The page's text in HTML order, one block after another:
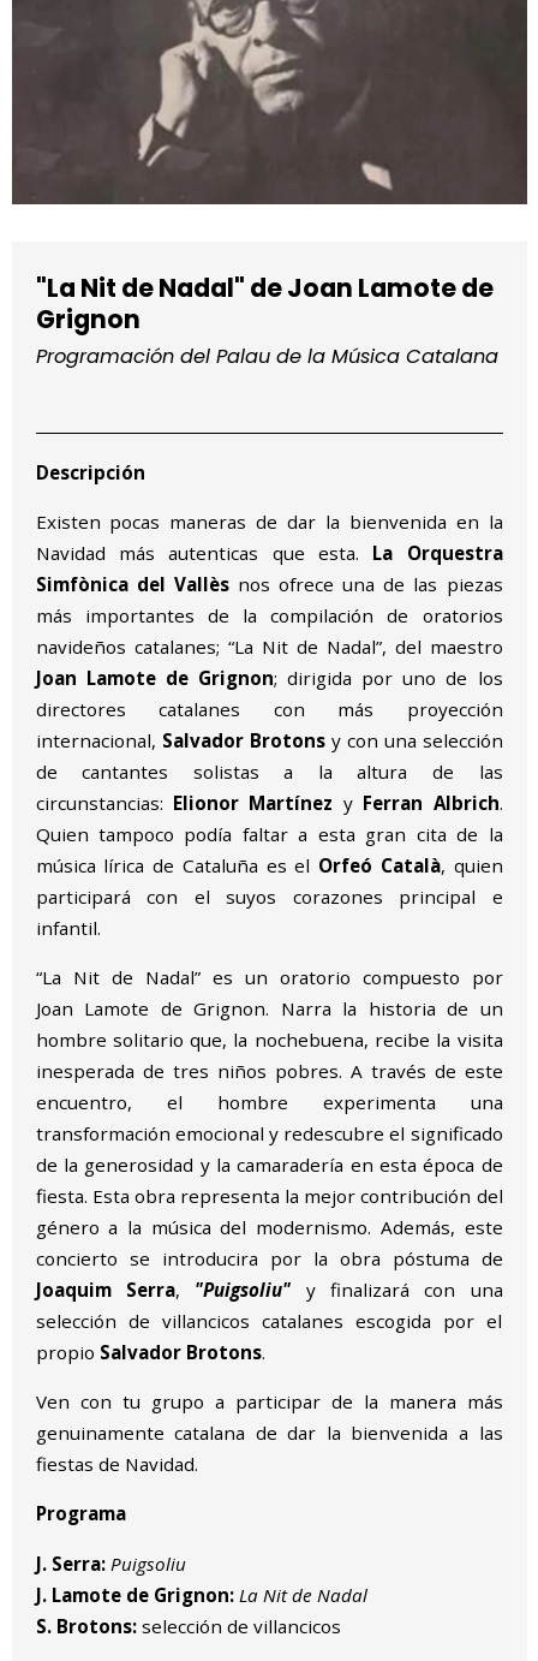
"La Nit de Nadal" de Joan Lamote de
Grignon
Programación del Palau de la Música Catalana
Descripción
Existen pocas maneras de dar la bienvenida en la
Navidad más autenticas que esta. La Orquestra
Simfònica del Vallèsnos ofrece una de las piezas
más importantes de la compilación de oratorios
navideños catalanes; “La Nit de Nadal”, del maestro
Joan Lamote de Grignon; dirigida por uno de los
directores catalanes con más proyección
internacional, Salvador Brotonsy con una selección
de cantantes solistas a la altura de las
circunstancias: Elionor Martínez y Ferran Albrich.
Quien tampoco podía faltar a esta gran cita de la
música lírica de Cataluña es el Orfeó Català, quien
participará con el suyos corazones principal e
infantil.
“La Nit de Nadal” es un oratorio compuesto por
Joan Lamote de Grignon. Narra la historia de un
hombre solitario que, la nochebuena, recibe la visita
inesperada de tres niños pobres. A través de este
encuentro, el hombre experimenta una
transformación emocional y redescubre el significado
de la generosidad y la camaradería en esta época de
fiesta. Esta obra representa la mejor contribución del
género a la música del modernismo. Además, este
concierto se introducira por la obra póstuma de
Joaquim Serra, "Puigsoliu" y finalizará con una
selección de villancicos catalanes escogida por el
propio Salvador Brotons.
Ven con tu grupo a participar de la manera más
genuinamente catalana de dar la bienvenida a las
fiestas de Navidad.
Programa
J. Serra: Puigsoliu
J. Lamote de Grignon: La Nit de Nadal
S. Brotons:selección de villancicos